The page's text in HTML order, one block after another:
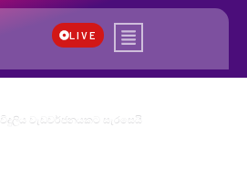
LIVE
විදුලිය වැඩවර්ජනයකට සැරසෙයි